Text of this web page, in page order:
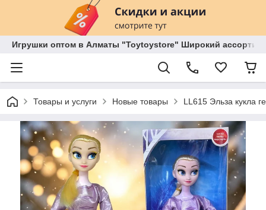
Игрушки оптом в Алматы "Toytoystore" Широкий
Товары и услуги Новые товары LL615 Эльза кукла